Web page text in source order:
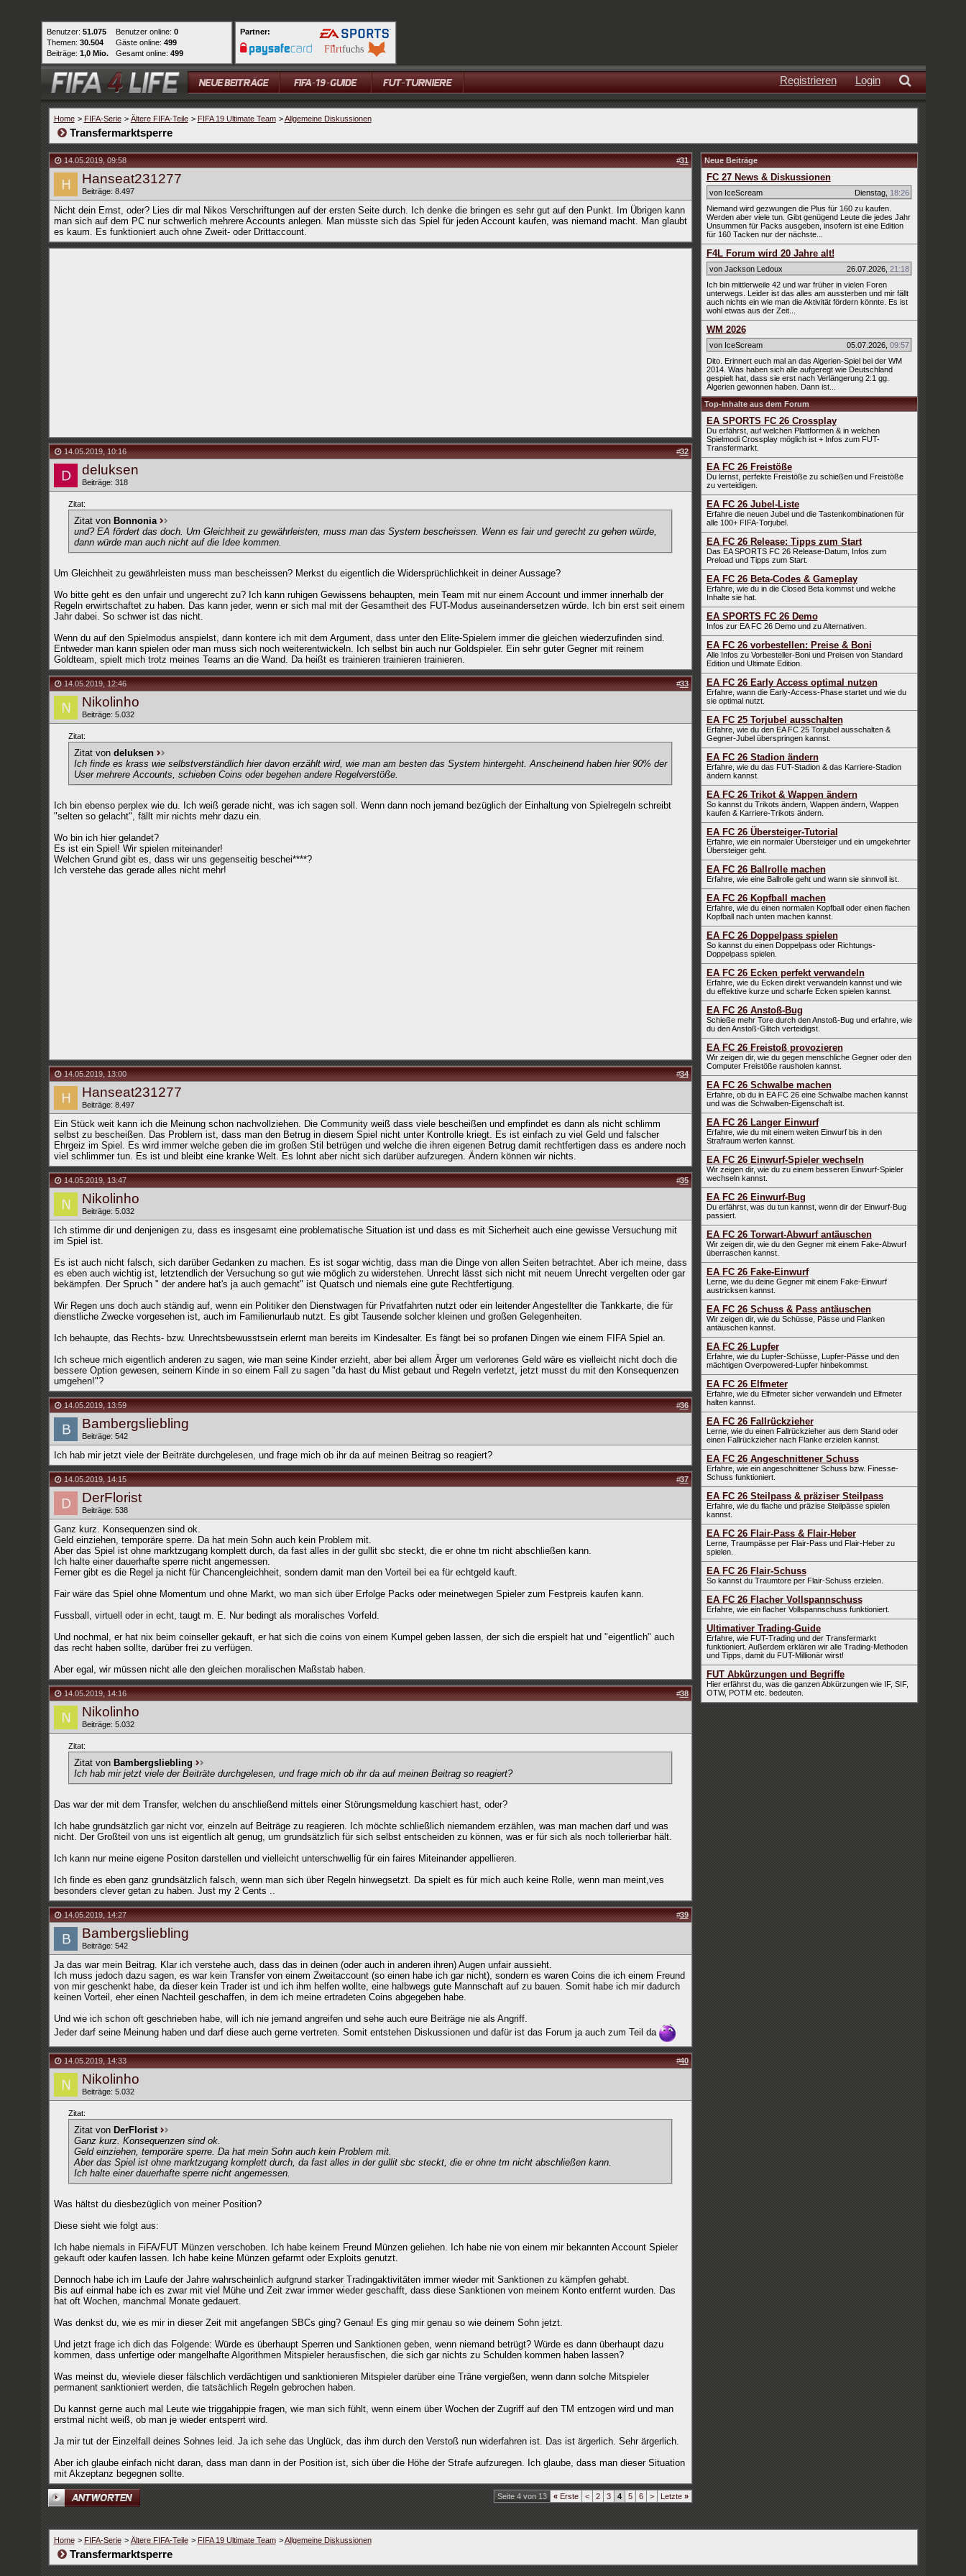
Benutzer: 51.075
Themen: 30.504
Beiträge: 1,0 Mio.
Benutzer online: 0
Gäste online: 499
Gesamt online: 499
Partner:
Login
Registrieren
Home > FIFA-Serie > Ältere FIFA-Teile > FIFA 19 Ultimate Team >Allgemeine Diskussionen
Transfermarktsperre
14.05.2019,09:58 #31
Hanseat231277
Beiträge: 8.497
Nicht dein Ernst, oder? Lies dir mal Nikos Verschriftungen auf der ersten Seite durch. Ich denke die bringen es sehr gut auf den Punkt. Im Übrigen kann
man sich auf dem PC nur schwerlich mehrere Accounts anlegen. Man müsste sich das Spiel für jeden Account kaufen, was niemand macht. Man glaubt
es kaum. Es funktioniert auch ohne Zweit- oder Drittaccount.
14.05.2019,10:16 #32
deluksen
Beiträge: 318
Zitat:
Zitat von Bonnonia
und? EA fördert das doch. Um Gleichheit zu gewährleisten, muss man das System bescheissen. Wenn es fair und gerecht zu gehen würde,
dann würde man auch nicht auf die Idee kommen.
Um Gleichheit zu gewährleisten muss man bescheissen? Merkst du eigentlich die Widersprüchlichkeit in deiner Aussage?
Wo bitte geht es den unfair und ungerecht zu? Ich kann ruhigen Gewissens behaupten, mein Team mit nur einem Account und immer innerhalb der
Regeln erwirtschaftet zu haben. Das kann jeder, wenn er sich mal mit der Gesamtheit des FUT-Modus auseinandersetzen würde. Ich bin erst seit einem
Jahr dabei. So schwer ist das nicht.
Wenn du auf den Spielmodus anspielst, dann kontere ich mit dem Argument, dass unter den Elite-Spielern immer die gleichen wiederzufinden sind.
Entweder man kann spielen oder man muss sich noch weiterentwickeln. Ich selbst bin auch nur Goldspieler. Ein sehr guter Gegner mit reinem
Goldteam, spielt mich trotz meines Teams an die Wand. Da heißt es trainieren trainieren trainieren.
14.05.2019,12:46 #33
Nikolinho
Beiträge: 5.032
Zitat:
Zitat von deluksen
Ich finde es krass wie selbstverständlich hier davon erzählt wird, wie man am besten das System hintergeht. Anscheinend haben hier 90% der
User mehrere Accounts, schieben Coins oder begehen andere Regelverstöße.
Ich bin ebenso perplex wie du. Ich weiß gerade nicht, was ich sagen soll. Wenn dann noch jemand bezüglich der Einhaltung von Spielregeln schreibt
"selten so gelacht", fällt mir nichts mehr dazu ein.
Wo bin ich hier gelandet?
Es ist ein Spiel! Wir spielen miteinander!
Welchen Grund gibt es, dass wir uns gegenseitig beschei****?
Ich verstehe das gerade alles nicht mehr!
14.05.2019,13:00 #34
Hanseat231277
Beiträge: 8.497
Ein Stück weit kann ich die Meinung schon nachvollziehen. Die Community weiß dass viele bescheißen und empfindet es dann als nicht schlimm
selbst zu bescheißen. Das Problem ist, dass man den Betrug in diesem Spiel nicht unter Kontrolle kriegt. Es ist einfach zu viel Geld und falscher
Ehrgeiz im Spiel. Es wird immer welche geben die im großen Stil betrügen und welche die ihren eigenen Betrug damit rechtfertigen dass es andere noch
viel schlimmer tun. Es ist und bleibt eine kranke Welt. Es lohnt aber nicht sich darüber aufzuregen. Ändern können wir nichts.
14.05.2019,13:47 #35
Nikolinho
Beiträge: 5.032
Ich stimme dir und denjenigen zu, dass es insgesamt eine problematische Situation ist und dass es mit Sicherheit auch eine gewisse Versuchung mit
im Spiel ist.
Es ist auch nicht falsch, sich darüber Gedanken zu machen. Es ist sogar wichtig, dass man die Dinge von allen Seiten betrachtet. Aber ich meine, dass
es eben auch wichtig ist, letztendlich der Versuchung so gut wie möglich zu widerstehen. Unrecht lässt sich nicht mit neuem Unrecht vergelten oder gar
bekämpfen. Der Spruch " der andere hat's ja auch gemacht" ist Quatsch und niemals eine gute Rechtfertigung.
Wir Regen uns doch auch ständig auf, wenn ein Politiker den Dienstwagen für Privatfahrten nutzt oder ein leitender Angestellter die Tankkarte, die für
dienstliche Zwecke vorgesehen ist, auch im Familienurlaub nutzt. Es gibt Tausende solcher kleinen und großen Gelegenheiten.
Ich behaupte, das Rechts- bzw. Unrechtsbewusstsein erlernt man bereits im Kindesalter. Es fängt bei so profanen Dingen wie einem FIFA Spiel an.
Ich scheue mich eigentlich anderen zu sagen, wie man seine Kinder erzieht, aber bei allem Ärger um verlorenes Geld wäre es vielleicht nicht doch die
bessere Option gewesen, seinem Kinde in so einem Fall zu sagen "da hast du Mist gebaut und Regeln verletzt, jetzt musst du mit den Konsequenzen
umgehen!"?
14.05.2019,13:59 #36
Bambergsliebling
Beiträge: 542
Ich hab mir jetzt viele der Beiträte durchgelesen, und frage mich ob ihr da auf meinen Beitrag so reagiert?
14.05.2019,14:15 #37
DerFlorist
Beiträge: 538
Ganz kurz. Konsequenzen sind ok.
Geld einziehen, temporäre sperre. Da hat mein Sohn auch kein Problem mit.
Aber das Spiel ist ohne marktzugang komplett durch, da fast alles in der gullit sbc steckt, die er ohne tm nicht abschließen kann.
Ich halte einer dauerhafte sperre nicht angemessen.
Ferner gibt es die Regel ja nicht für Chancengleichheit, sondern damit man den Vorteil bei ea für echtgeld kauft.
Fair wäre das Spiel ohne Momentum und ohne Markt, wo man sich über Erfolge Packs oder meinetwegen Spieler zum Festpreis kaufen kann.
Fussball, virtuell oder in echt, taugt m. E. Nur bedingt als moralisches Vorfeld.
Und nochmal, er hat nix beim coinseller gekauft, er hat sich die coins von einem Kumpel geben lassen, der sich die erspielt hat und "eigentlich" auch
das recht haben sollte, darüber frei zu verfügen.
Aber egal, wir müssen nicht alle den gleichen moralischen Maßstab haben.
14.05.2019,14:16 #38
Nikolinho
Beiträge: 5.032
Zitat:
Zitat von Bambergsliebling
Ich hab mir jetzt viele der Beiträte durchgelesen, und frage mich ob ihr da auf meinen Beitrag so reagiert?
Das war der mit dem Transfer, welchen du anschließend mittels einer Störungsmeldung kaschiert hast, oder?
Ich habe grundsätzlich gar nicht vor, einzeln auf Beiträge zu reagieren. Ich möchte schließlich niemandem erzählen, was man machen darf und was
nicht. Der Großteil von uns ist eigentlich alt genug, um grundsätzlich für sich selbst entscheiden zu können, was er für sich als noch tollerierbar hält.
Ich kann nur meine eigene Positon darstellen und vielleicht unterschwellig für ein faires Miteinander appellieren.
Ich finde es eben ganz grundsätzlich falsch, wenn man sich über Regeln hinwegsetzt. Da spielt es für mich auch keine Rolle, wenn man meint,ves
besonders clever getan zu haben. Just my 2 Cents ..
14.05.2019,14:27 #39
Bambergsliebling
Beiträge: 542
Ja das war mein Beitrag. Klar ich verstehe auch, dass das in deinen (oder auch in anderen ihren) Augen unfair aussieht.
Ich muss jedoch dazu sagen, es war kein Transfer von einem Zweitaccount (so einen habe ich gar nicht), sondern es waren Coins die ich einem Freund
von mir geschenkt habe, da dieser kein Trader ist und ich ihm helfen wollte, eine halbwegs gute Mannschaft auf zu bauen. Somit habe ich mir dadurch
keinen Vorteil, eher einen Nachteil geschaffen, in dem ich meine ertradeten Coins abgegeben habe.
Und wie ich schon oft geschrieben habe, will ich nie jemand angreifen und sehe auch eure Beiträge nie als Angriff.
Jeder darf seine Meinung haben und darf diese auch gerne vertreten. Somit entstehen Diskussionen und dafür ist das Forum ja auch zum Teil da
14.05.2019,14:33 #40
Nikolinho
Beiträge: 5.032
Zitat:
Zitat von DerFlorist
Ganz kurz. Konsequenzen sind ok.
Geld einziehen, temporäre sperre. Da hat mein Sohn auch kein Problem mit.
Aber das Spiel ist ohne marktzugang komplett durch, da fast alles in der gullit sbc steckt, die er ohne tm nicht abschließen kann.
Ich halte einer dauerhafte sperre nicht angemessen.
Was hältst du diesbezüglich von meiner Position?
Diese sieht wie folgt aus:
Ich habe niemals in FiFA/FUT Münzen verschoben. Ich habe keinem Freund Münzen geliehen. Ich habe nie von einem mir bekannten Account Spieler
gekauft oder kaufen lassen. Ich habe keine Münzen gefarmt oder Exploits genutzt.
Dennoch habe ich im Laufe der Jahre wahrscheinlich aufgrund starker Tradingaktivitäten immer wieder mit Sanktionen zu kämpfen gehabt.
Bis auf einmal habe ich es zwar mit viel Mühe und Zeit zwar immer wieder geschafft, dass diese Sanktionen von meinem Konto entfernt wurden. Das
hat oft Wochen, manchmal Monate gedauert.
Was denkst du, wie es mir in dieser Zeit mit angefangen SBCs ging? Genau! Es ging mir genau so wie deinem Sohn jetzt.
Und jetzt frage ich dich das Folgende: Würde es überhaupt Sperren und Sanktionen geben, wenn niemand betrügt? Würde es dann überhaupt dazu
kommen, dass unfertige oder mangelhafte Algorithmen Mitspieler herausfischen, die sich gar nichts zu Schulden kommen haben lassen?
Was meinst du, wieviele dieser fälschlich verdächtigen und sanktionieren Mitspieler darüber eine Träne vergießen, wenn dann solche Mitspieler
permanent sanktioniert werden, die tatsächlich Regeln gebrochen haben.
Du kannst gerne auch mal Leute wie triggahippie fragen, wie man sich fühlt, wenn einem über Wochen der Zugriff auf den TM entzogen wird und man
erstmal nicht weiß, ob man je wieder entsperrt wird.
Ja mir tut der Einzelfall deines Sohnes leid. Ja ich sehe das Unglück, das ihm durch den Verstoß nun widerfahren ist. Das ist ärgerlich. Sehr ärgerlich.
Aber ich glaube einfach nicht daran, dass man dann in der Position ist, sich über die Höhe der Strafe aufzuregen. Ich glaube, dass man dieser Situation
mit Akzeptanz begegnen sollte.
Seite 4 von 13 « Erste < 2 3 4 5 6 > Letzte »
Neue Beiträge
FC 27 News & Diskussionen
von IceScream Dienstag, 18:26
Niemand wird gezwungen die Plus für 160 zu kaufen.
Werden aber viele tun. Gibt genügend Leute die jedes Jahr
Unsummen für Packs ausgeben, insofern ist eine Edition
für 160 Tacken nur der nächste...
F4L Forum wird 20 Jahre alt!
von Jackson Ledoux 26.07.2026, 21:18
Ich bin mittlerweile 42 und war früher in vielen Foren
unterwegs. Leider ist das alles am aussterben und mir fällt
auch nichts ein wie man die Aktivität fördern könnte. Es ist
wohl etwas aus der Zeit...
WM 2026
von IceScream 05.07.2026, 09:57
Dito. Erinnert euch mal an das Algerien-Spiel bei der WM
2014. Was haben sich alle aufgeregt wie Deutschland
gespielt hat, dass sie erst nach Verlängerung 2:1 gg.
Algerien gewonnen haben. Dann ist...
Top-Inhalte aus dem Forum
EA SPORTS FC 26 Crossplay
Du erfährst, auf welchen Plattformen & in welchen
Spielmodi Crossplay möglich ist + Infos zum FUT-
Transfermarkt.
EA FC 26 Freistöße
Du lernst, perfekte Freistöße zu schießen und Freistöße
zu verteidigen.
EA FC 26 Jubel-Liste
Erfahre die neuen Jubel und die Tastenkombinationen für
alle 100+ FIFA-Torjubel.
EA FC 26 Release: Tipps zum Start
Das EA SPORTS FC 26 Release-Datum, Infos zum
Preload und Tipps zum Start.
EA FC 26 Beta-Codes & Gameplay
Erfahre, wie du in die Closed Beta kommst und welche
Inhalte sie hat.
EA SPORTS FC 26 Demo
Infos zur EA FC 26 Demo und zu Alternativen.
EA FC 26 vorbestellen: Preise & Boni
Alle Infos zu Vorbesteller-Boni und Preisen von Standard
Edition und Ultimate Edition.
EA FC 26 Early Access optimal nutzen
Erfahre, wann die Early-Access-Phase startet und wie du
sie optimal nutzt.
EA FC 25 Torjubel ausschalten
Erfahre, wie du den EA FC 25 Torjubel ausschalten &
Gegner-Jubel überspringen kannst.
EA FC 26 Stadion ändern
Erfahre, wie du das FUT-Stadion & das Karriere-Stadion
ändern kannst.
EA FC 26 Trikot & Wappen ändern
So kannst du Trikots ändern, Wappen ändern, Wappen
kaufen & Karriere-Trikots ändern.
EA FC 26 Übersteiger-Tutorial
Erfahre, wie ein normaler Übersteiger und ein umgekehrter
Übersteiger geht.
EA FC 26 Ballrolle machen
Erfahre, wie eine Ballrolle geht und wann sie sinnvoll ist.
EA FC 26 Kopfball machen
Erfahre, wie du einen normalen Kopfball oder einen flachen
Kopfball nach unten machen kannst.
EA FC 26 Doppelpass spielen
So kannst du einen Doppelpass oder Richtungs-
Doppelpass spielen.
EA FC 26 Ecken perfekt verwandeln
Erfahre, wie du Ecken direkt verwandeln kannst und wie
du effektive kurze und scharfe Ecken spielen kannst.
EA FC 26 Anstoß-Bug
Schieße mehr Tore durch den Anstoß-Bug und erfahre, wie
du den Anstoß-Glitch verteidigst.
EA FC 26 Freistoß provozieren
Wir zeigen dir, wie du gegen menschliche Gegner oder den
Computer Freistöße rausholen kannst.
EA FC 26 Schwalbe machen
Erfahre, ob du in EA FC 26 eine Schwalbe machen kannst
und was die Schwalben-Eigenschaft ist.
EA FC 26 Langer Einwurf
Erfahre, wie du mit einem weiten Einwurf bis in den
Strafraum werfen kannst.
EA FC 26 Einwurf-Spieler wechseln
Wir zeigen dir, wie du zu einem besseren Einwurf-Spieler
wechseln kannst.
EA FC 26 Einwurf-Bug
Du erfährst, was du tun kannst, wenn dir der Einwurf-Bug
passiert.
EA FC 26 Torwart-Abwurf antäuschen
Wir zeigen dir, wie du den Gegner mit einem Fake-Abwurf
überraschen kannst.
EA FC 26 Fake-Einwurf
Lerne, wie du deine Gegner mit einem Fake-Einwurf
austricksen kannst.
EA FC 26 Schuss & Pass antäuschen
Wir zeigen dir, wie du Schüsse, Pässe und Flanken
antäuschen kannst.
EA FC 26 Lupfer
Erfahre, wie du Lupfer-Schüsse, Lupfer-Pässe und den
mächtigen Overpowered-Lupfer hinbekommst.
EA FC 26 Elfmeter
Erfahre, wie du Elfmeter sicher verwandeln und Elfmeter
halten kannst.
EA FC 26 Fallrückzieher
Lerne, wie du einen Fallrückzieher aus dem Stand oder
einen Fallrückzieher nach Flanke erzielen kannst.
EA FC 26 Angeschnittener Schuss
Erfahre, wie ein angeschnittener Schuss bzw. Finesse-
Schuss funktioniert.
EA FC 26 Steilpass & präziser Steilpass
Erfahre, wie du flache und präzise Steilpässe spielen
kannst.
EA FC 26 Flair-Pass & Flair-Heber
Lerne, Traumpässe per Flair-Pass und Flair-Heber zu
spielen.
EA FC 26 Flair-Schuss
So kannst du Traumtore per Flair-Schuss erzielen.
EA FC 26 Flacher Vollspannschuss
Erfahre, wie ein flacher Vollspannschuss funktioniert.
Ultimativer Trading-Guide
Erfahre, wie FUT-Trading und der Transfermarkt
funktioniert. Außerdem erklären wir alle Trading-Methoden
und Tipps, damit du FUT-Millionär wirst!
FUT Abkürzungen und Begriffe
Hier erfährst du, was die ganzen Abkürzungen wie IF, SIF,
OTW, POTM etc. bedeuten.
Home > FIFA-Serie > Ältere FIFA-Teile > FIFA 19 Ultimate Team >Allgemeine Diskussionen
Transfermarktsperre